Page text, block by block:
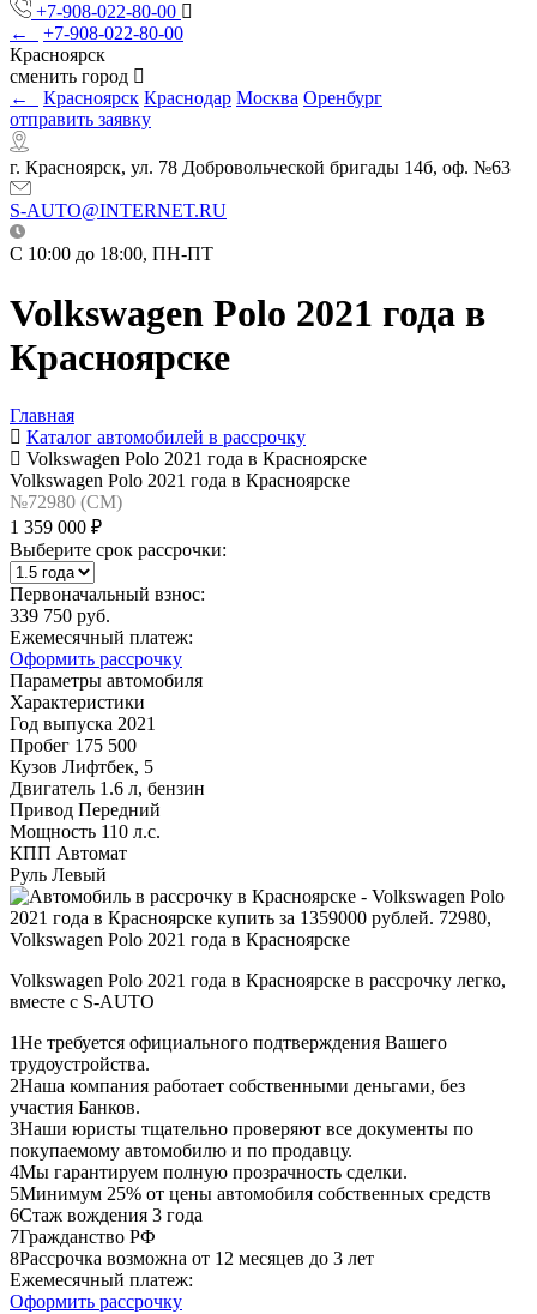
+7-908-022-80-00
←
+7-908-022-80-00
Красноярск
сменить город
←
Красноярск Краснодар Москва Оренбург
отправить заявку
г. Красноярск, ул. 78 Добровольческой бригады 14б, оф. №63
S-AUTO@INTERNET.RU
C 10:00 до 18:00, ПН-ПТ
Volkswagen Polo 2021 года в
Красноярске
Главная
Каталог автомобилей в рассрочку
Volkswagen Polo 2021 года в Красноярске
Volkswagen Polo 2021 года в Красноярске
№72980 (CM)
1 359 000 ₽
Выберите срок рассрочки:
Первоначальный взнос:
339 750 руб.
Ежемесячный платеж:
Оформить рассрочку
Параметры автомобиля
Характеристики
Год выпуска 2021
Пробег 175 500
Кузов Лифтбек, 5
Двигатель 1.6 л, бензин
Привод Передний
Мощность 110 л.с.
КПП Автомат
Руль Левый
Volkswagen Polo 2021 года в Красноярске в рассрочку легко,
вместе с S-AUTO
1Не требуется официального подтверждения Вашего
трудоустройства.
2Наша компания работает собственными деньгами, без
участия Банков.
3Наши юристы тщательно проверяют все документы по
покупаемому автомобилю и по продавцу.
4Мы гарантируем полную прозрачность сделки.
5Минимум 25% от цены автомобиля собственных средств
6Стаж вождения 3 года
7Гражданство РФ
8Рассрочка возможна от 12 месяцев до 3 лет
Ежемесячный платеж:
Оформить рассрочку